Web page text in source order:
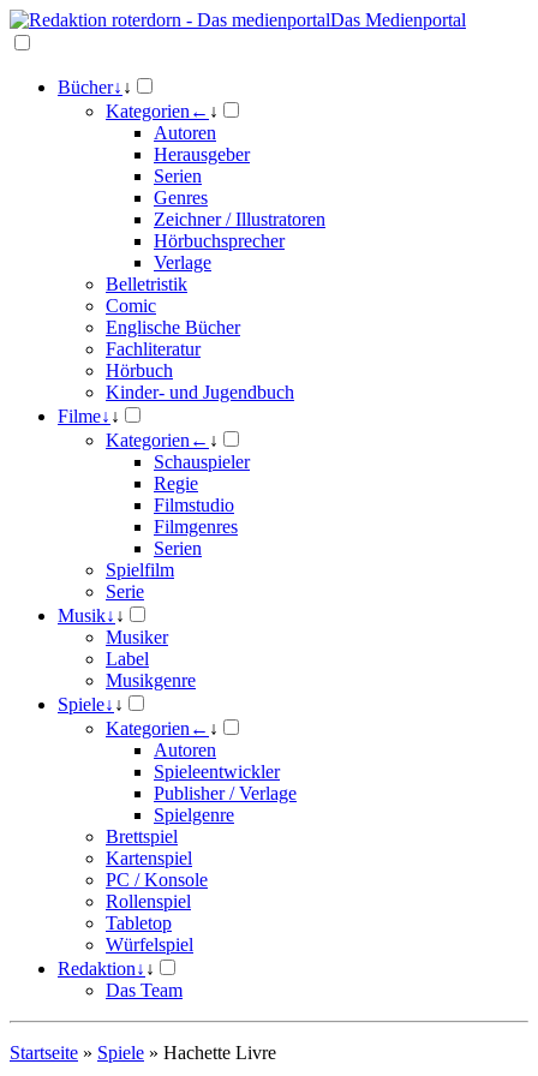
Das Medienportal
Bücher↓ ↓
Kategorien ← ↓
Autoren
Herausgeber
Serien
Genres
Zeichner / Illustratoren
Hörbuchsprecher
Verlage
Belletristik
Comic
Englische Bücher
Fachliteratur
Hörbuch
Kinder- und Jugendbuch
Filme↓ ↓
Kategorien ← ↓
Schauspieler
Regie
Filmstudio
Filmgenres
Serien
Spielfilm
Serie
Musik↓ ↓
Musiker
Label
Musikgenre
Spiele↓ ↓
Kategorien ← ↓
Autoren
Spieleentwickler
Publisher / Verlage
Spielgenre
Brettspiel
Kartenspiel
PC / Konsole
Rollenspiel
Tabletop
Würfelspiel
Redaktion↓ ↓
Das Team
Startseite » Spiele » Hachette Livre